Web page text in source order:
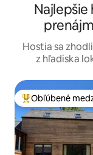
Hostia sa
z hľadiska
Najobľúbenejšie
Obľúbené